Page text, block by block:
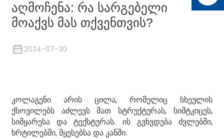
აღმოჩენა: რა სარგებელი
მოაქვს მას თქვენთვის?
2024-07-30
კოლაგენი არის ცილა, რომელიც სხეულის
ქსოვილებს აძლევს მათ სტრუქტურას, სიმტკიცეს,
სიმყარესა და ტექსტურას. ის გვხვდება ძვლებში,
ხრტილებში, მყესებსა და კანში.